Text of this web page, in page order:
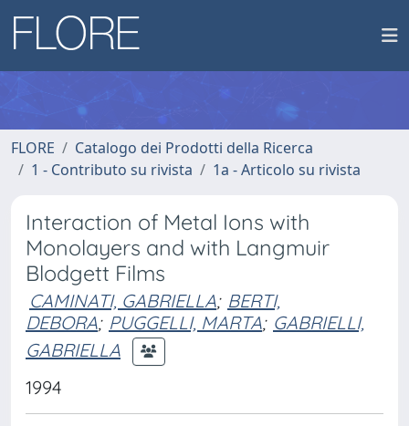
FLORE
Catalogo dei Prodotti della Ricerca
1 - Contributo su rivista
1a - Articolo su rivista
Interaction of Metal Ions with
Monolayers and with Langmuir
Blodgett Films
CAMINATI, GABRIELLA; BERTI,
DEBORA; PUGGELLI, MARTA; GABRIELLI,
GABRIELLA
1994